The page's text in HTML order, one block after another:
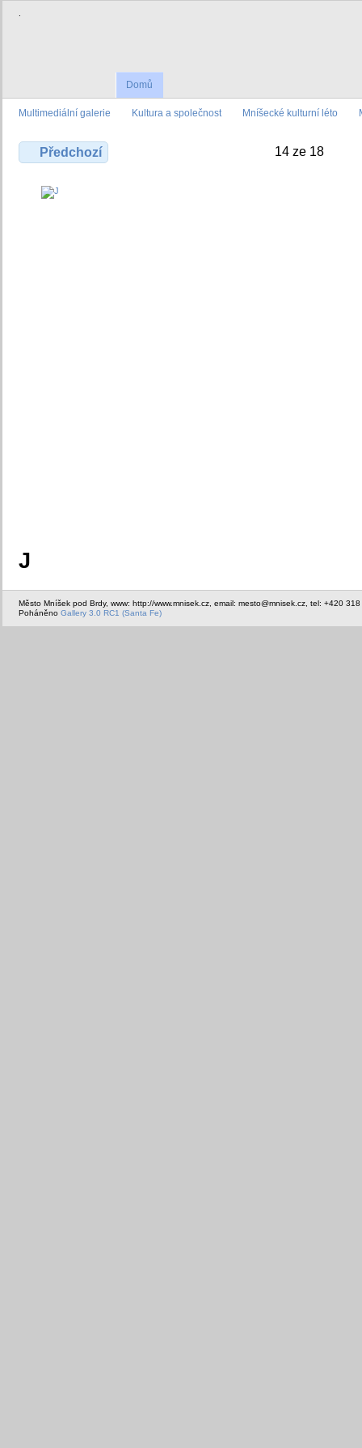
.
Domů
Multimediální galerie Kultura a společnost Mníšecké kulturní léto
Předchozí 14 ze 18
J
Město Mníšek pod Brdy, www: http://www.mnisek.cz, email: mesto@mnisek.cz, tel: +420
Poháněno Gallery 3.0 RC1 (Santa Fe)